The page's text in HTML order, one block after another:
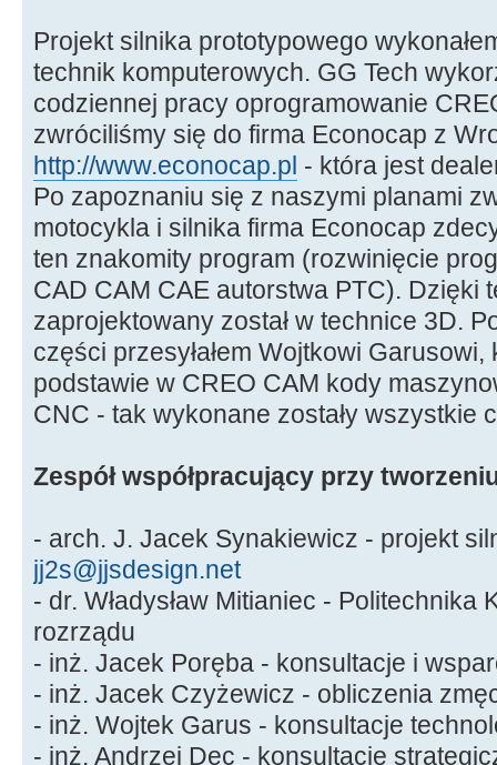
Projekt silnika prototypowego
technik komputerowych. GG Tech
codziennej pracy oprogramowanie
zwróciliśmy się do firma Econocap z
http://www.econocap.pl - która jest
Po zapoznaniu się z naszymi planami
motocykla i silnika firma Econocap
ten znakomity program (rozwinięcie
CAD CAM CAE autorstwa PTC). Dzięki
zaprojektowany został w technice 3D.
części przesyłałem Wojtkowi Garusowi,
podstawie w CREO CAM kody
CNC - tak wykonane zostały wszystkie
Zespół współpracujący przy
- arch. J. Jacek Synakiewicz - projekt
jj2s@jjsdesign.net
- dr. Władysław Mitianiec - Politechnika
rozrządu
- inż. Jacek Poręba - konsultacje i
- inż. Jacek Czyżewicz - obliczenia
- inż. Wojtek Garus - konsultacje
- inż. Andrzej Dec - konsultacje